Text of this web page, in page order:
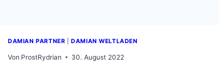
DAMIAN PARTNER |DAMIAN WELTLADEN
Von ProstRydrian 30. August 2022